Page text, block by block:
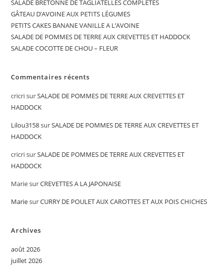
SALADE BRETONNE DE TAGLIATELLES COMPLÈTES
GÂTEAU D’AVOINE AUX PETITS LÉGUMES
PETITS CAKES BANANE VANILLE A L’AVOINE
SALADE DE POMMES DE TERRE AUX CREVETTES ET HADDOCK
SALADE COCOTTE DE CHOU – FLEUR
Commentaires récents
cricrisurSALADE DE POMMES DE TERRE AUX CREVETTES ET
HADDOCK
Lilou3158surSALADE DE POMMES DE TERRE AUX CREVETTES ET
HADDOCK
cricrisurSALADE DE POMMES DE TERRE AUX CREVETTES ET
HADDOCK
MariesurCREVETTES A LA JAPONAISE
MariesurCURRY DE POULET AUX CAROTTES ET AUX POIS CHICHES
Archives
août 2026
juillet 2026